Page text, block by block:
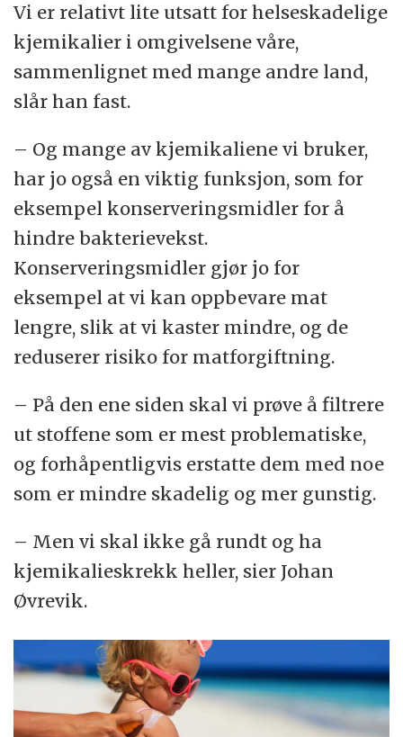
Vi er relativt lite utsatt for helseskadelige
kjemikalier i omgivelsene våre,
sammenlignet med mange andre land,
slår han fast.
– Og mange av kjemikaliene vi bruker,
har jo også en viktig funksjon, som for
eksempel konserveringsmidler for å
hindre bakterievekst.
Konserveringsmidler gjør jo for
eksempel at vi kan oppbevare mat
lengre, slik at vi kaster mindre, og de
reduserer risiko for matforgiftning.
– På den ene siden skal vi prøve å filtrere
ut stoffene som er mest problematiske,
og forhåpentligvis erstatte dem med noe
som er mindre skadelig og mer gunstig.
– Men vi skal ikke gå rundt og ha
kjemikalieskrekk heller, sier Johan
Øvrevik.